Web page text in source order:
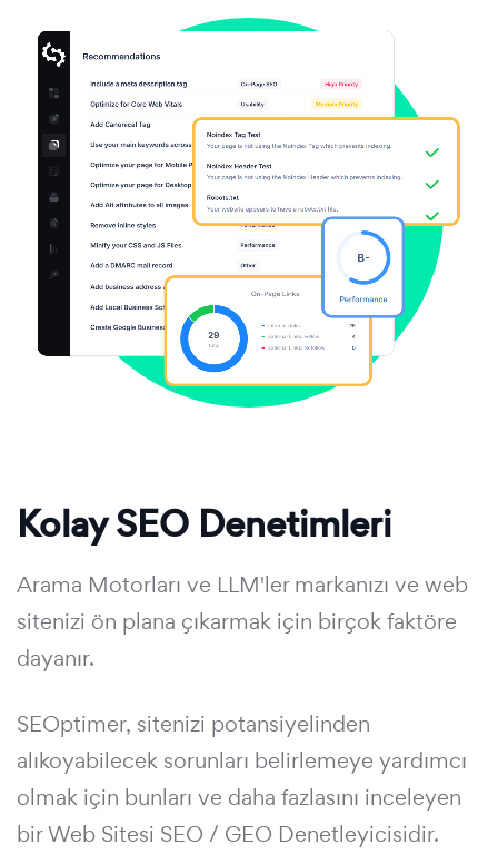
Kolay SEO Denetimleri
Arama Motorları ve LLM'ler markanızı ve web
sitenizi ön plana çıkarmak için birçok faktöre
dayanır.
SEOptimer, sitenizi potansiyelinden
alıkoyabilecek sorunları belirlemeye yardımcı
olmak için bunları ve daha fazlasını inceleyen
bir Web Sitesi SEO / GEO Denetleyicisidir.